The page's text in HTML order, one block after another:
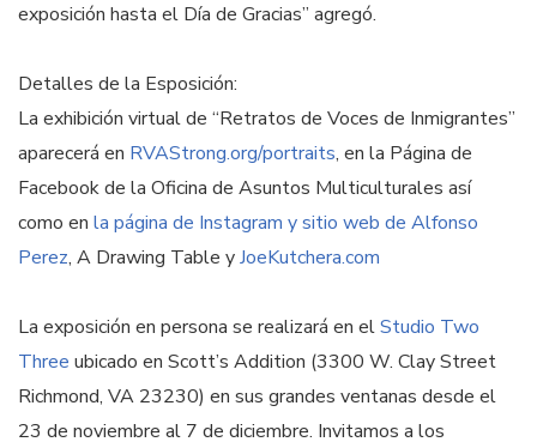
exposición hasta el Día de Gracias” agregó.
Detalles de la Esposición:
La exhibición virtual de “Retratos de Voces de Inmigrantes”
aparecerá en RVAStrong.org/portraits, en la Página de
Facebook de la Oficina de Asuntos Multiculturales así
como en la página de Instagram y sitio web de Alfonso
Perez, A Drawing Table yJoeKutchera.com
La exposición en persona se realizará en elStudio Two
Three ubicado en Scott’s Addition (3300 W. Clay Street
Richmond, VA 23230) en sus grandes ventanas desde el
23 de noviembre al 7 de diciembre. Invitamos a los